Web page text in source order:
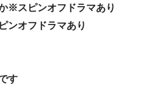
※スピンオフドラマあり
ンオフドラマあり
す